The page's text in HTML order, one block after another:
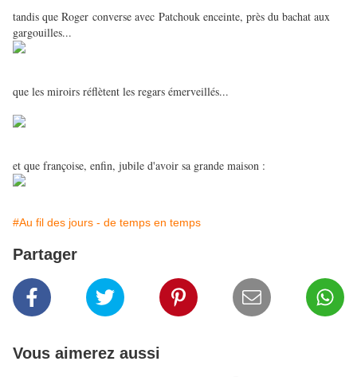
tandis que Roger converse avec Patchouk enceinte, près du bachat aux
gargouilles...
que les miroirs réflètent les regars émerveillés...
et que françoise, enfin, jubile d'avoir sa grande maison :
#Au fil des jours - de temps en temps
Partager
Vous aimerez aussi